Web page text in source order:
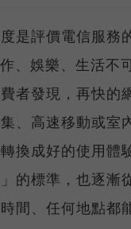
是評價電信服務
、娛樂、生活不
者發現，再快的
、高速移動或室
換成好的使用體
的標準，也逐漸
間、任何地點都